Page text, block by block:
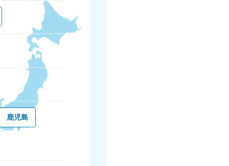
鹿児島